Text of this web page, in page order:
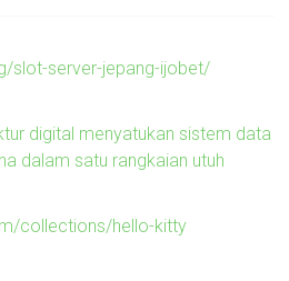
slot-server-jepang-ijobet/
digital menyatukan sistem data
dalam satu rangkaian utuh
collections/hello-kitty